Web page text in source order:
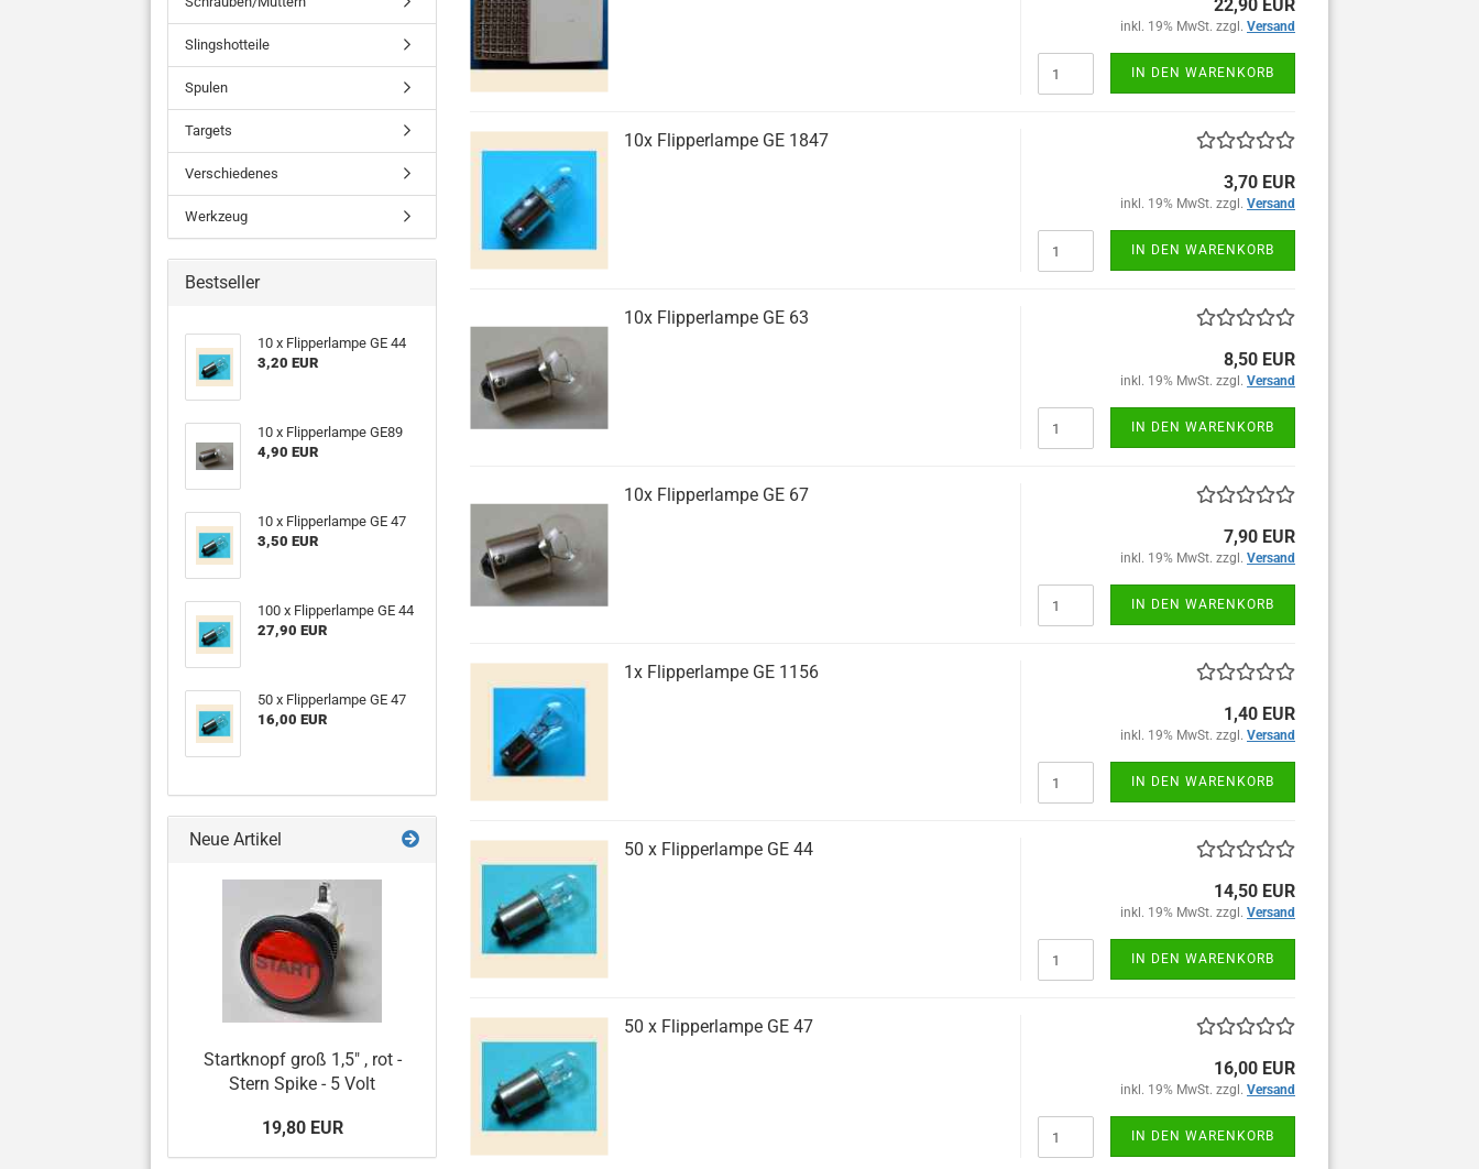
22,90 EUR
inkl. 19% MwSt. zzgl. Versand
IN DEN WARENKORB
10x Flipperlampe GE 1847
3,70 EUR
inkl. 19% MwSt. zzgl. Versand
IN DEN WARENKORB
10x Flipperlampe GE 63
8,50 EUR
inkl. 19% MwSt. zzgl. Versand
IN DEN WARENKORB
10x Flipperlampe GE 67
7,90 EUR
inkl. 19% MwSt. zzgl. Versand
IN DEN WARENKORB
1x Flipperlampe GE 1156
1,40 EUR
inkl. 19% MwSt. zzgl. Versand
IN DEN WARENKORB
50 x Flipperlampe GE 44
14,50 EUR
inkl. 19% MwSt. zzgl. Versand
IN DEN WARENKORB
50 x Flipperlampe GE 47
16,00 EUR
inkl. 19% MwSt. zzgl. Versand
IN DEN WARENKORB
Slingshotteile
Spulen
Targets
Verschiedenes
Werkzeug
Bestseller
10 x Flipperlampe GE 44
3,20 EUR
10 x Flipperlampe GE89
4,90 EUR
10 x Flipperlampe GE 47
3,50 EUR
100 x Flipperlampe GE 44
27,90 EUR
50 x Flipperlampe GE 47
16,00 EUR
Neue Artikel
Startknopf groß 1,5" , rot -
Stern Spike - 5 Volt
19,80 EUR